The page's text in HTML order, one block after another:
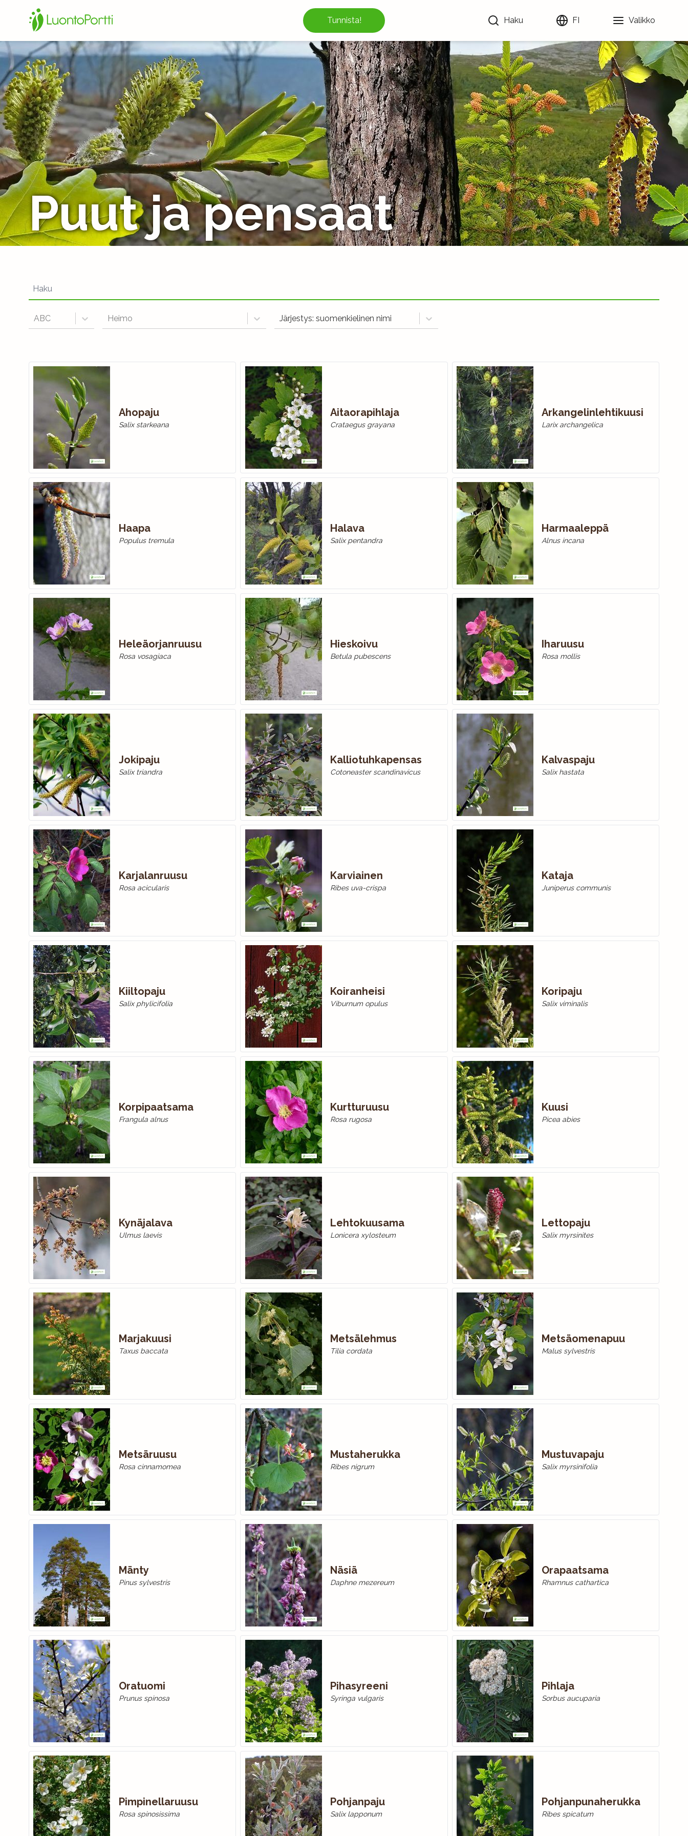
Tunnista! Haku FI Valikko
Puut ja pensaat
ABC Heimo Järjestys: suomenkielinen nimi
Ahopaju
Salix starkeana
Aitaorapihlaja
Crataegus grayana
Arkangelinlehtikuusi
Larix archangelica
Haapa
Populus tremula
Halava
Salix pentandra
Harmaaleppä
Alnus incana
Heleäorjanruusu
Rosa vosagiaca
Hieskoivu
Betula pubescens
Iharuusu
Rosa mollis
Jokipaju
Salix triandra
Kalliotuhkapensas
Cotoneaster scandinavicus
Kalvaspaju
Salix hastata
Karjalanruusu
Rosa acicularis
Karviainen
Ribes uva-crispa
Kataja
Juniperus communis
Kiiltopaju
Salix phylicifolia
Koiranheisi
Viburnum opulus
Koripaju
Salix viminalis
Korpipaatsama
Frangula alnus
Kurtturuusu
Rosa rugosa
Kuusi
Picea abies
Kynäjalava
Ulmus laevis
Lehtokuusama
Lonicera xylosteum
Lettopaju
Salix myrsinites
Marjakuusi
Taxus baccata
Metsälehmus
Tilia cordata
Metsäomenapuu
Malus sylvestris
Metsäruusu
Rosa cinnamomea
Mustaherukka
Ribes nigrum
Mustuvapaju
Salix myrsinifolia
Mänty
Pinus sylvestris
Näsiä
Daphne mezereum
Orapaatsama
Rhamnus cathartica
Oratuomi
Prunus spinosa
Pihasyreeni
Syringa vulgaris
Pihlaja
Sorbus aucuparia
Pimpinellaruusu
Rosa spinosissima
Pohjanpaju
Salix lapponum
Pohjanpunaherukka
Ribes spicatum